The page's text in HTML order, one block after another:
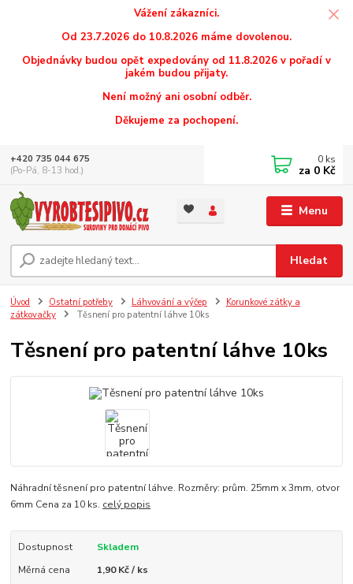
Vážení zákazníci.
Od 23.7.2026 do 10.8.2026 máme dovolenou.
Objednávky budou opět expedovány od 11.8.2026 v pořadí v
jakém budou přijaty.
Není možný ani osobní odběr.
Děkujeme za pochopení.
Menu
Hledat
+420 735 044 675
(Po-Pá, 8-13 hod.)
0 ks
za 0 Kč
Úvod Ostatní potřeby Láhvování a výčep
Korunkové zátky a
zátkovačky
Těsnení pro patentní láhve 10ks
Těsnení pro patentní láhve 10ks
Náhradní těsnení pro patentní láhve. Rozměry: prům. 25mm x 3mm, otvor
6mm Cena za 10 ks. celý popis
Dostupnost
Skladem
Měrná cena
1,90 Kč / ks